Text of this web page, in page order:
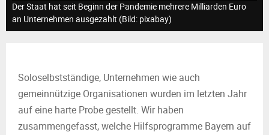
N
Der Staat hat seit Beginn der Pandemie mehrere Milliarden Euro
an Unternehmen ausgezahlt (Bild: pixabay)
Soloselbstständige, Unternehmen wie auch
gemeinnützige Organisationen wurden im letzten Jahr
auf eine harte Probe gestellt. Wir haben
zusammengefasst, welche Hilfsprogramme Bayern auf